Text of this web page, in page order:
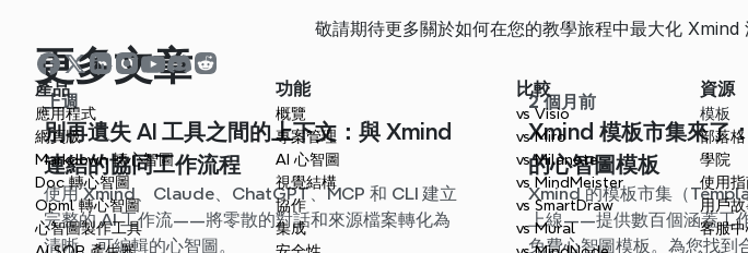
敬請期待更多關於如何在您的教學旅程中最大化 Xmind
更多文章
上週
別再遺失 AI 工具之間的上下文：與 Xmind
連結的協同工作流程
使用 Xmind、Claude、ChatGPT、MCP 和 CLI 建立
完整的 AI 工作流——將零散的對話和來源檔案轉化為
清晰、可編輯的心智圖。
2 個月前
Xmind 模板市集來了
的心智圖模板
Xmind 的模板市集（
上線——提供數百個涵蓋工
免費心智圖模板。為您找到
產品
應用程式
網頁版
Markdown 轉心智圖
Doc 轉心智圖
Opml 轉心智圖
心智圖製作工具
功能
概覽
專案管理
AI 心智圖
視覺結構
協作
集成
比較
vs Visio
vs Miro
vs Milanote
vs MindMeister
vs SmartDraw
vs Mural
資源
模板
部落格
學院
使用
用戶
客服